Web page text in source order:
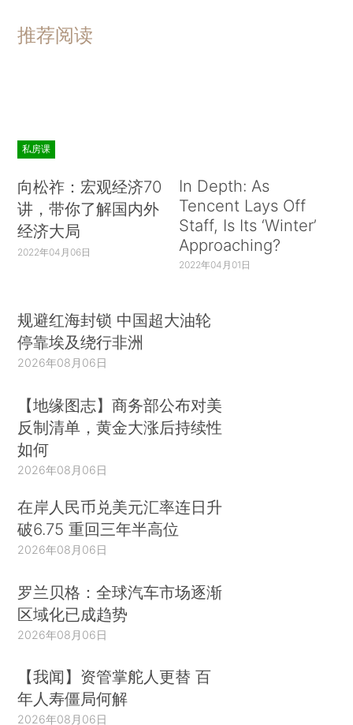
推荐阅读
私房课
向松祚：宏观经济70
讲，带你了解国内外
经济大局
2022年04月06日
In Depth: As
Tencent Lays Off
Staff, Is Its ‘Winter’
Approaching?
2022年04月01日
规避红海封锁 中国超大油轮
停靠埃及绕行非洲
2026年08月06日
【地缘图志】商务部公布对美
反制清单，黄金大涨后持续性
如何
2026年08月06日
在岸人民币兑美元汇率连日升
破6.75 重回三年半高位
2026年08月06日
罗兰贝格：全球汽车市场逐渐
区域化已成趋势
2026年08月06日
【我闻】资管掌舵人更替 百
年人寿僵局何解
2026年08月06日